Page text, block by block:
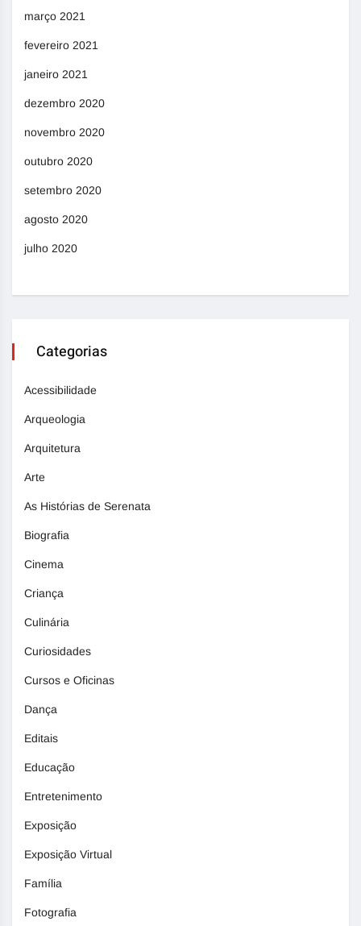
março 2021
fevereiro 2021
janeiro 2021
dezembro 2020
novembro 2020
outubro 2020
setembro 2020
agosto 2020
julho 2020
Categorias
Acessibilidade
Arqueologia
Arquitetura
Arte
As Histórias de Serenata
Biografia
Cinema
Criança
Culinária
Curiosidades
Cursos e Oficinas
Dança
Editais
Educação
Entretenimento
Exposição
Exposição Virtual
Família
Fotografia